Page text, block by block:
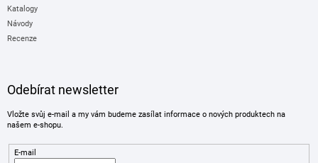
Katalogy
Návody
Recenze
Odebírat newsletter
Vložte svůj e-mail a my vám budeme zasílat informace o nových produktech na
našem e-shopu.
E-mail